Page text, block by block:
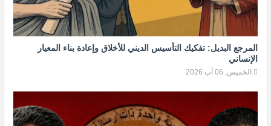
المرجع البديل: تفكيك التأسيس الديني للأخلاق وإعادة بناء المعيار
الإنساني
الخميس, 06 آب 2026